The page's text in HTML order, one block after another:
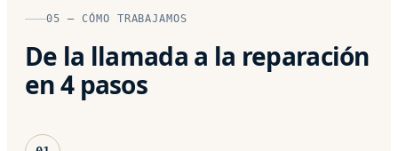
05 — CÓMO TRABAJAMOS
De la llamada a la reparación
en 4 pasos